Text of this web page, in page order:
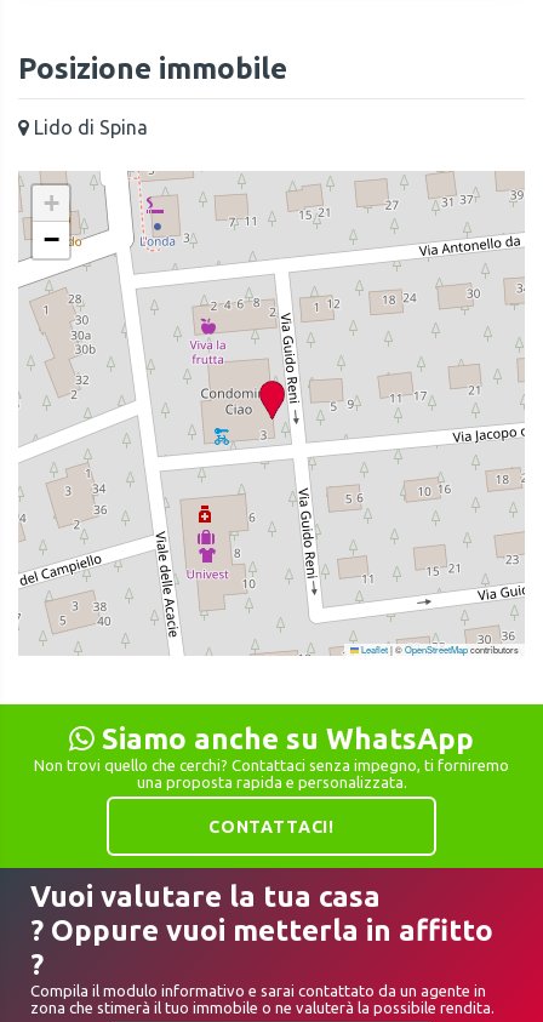
Posizione immobile
Lido di Spina
+
−
Leaflet|©OpenStreetMapcontributors
Siamo anche su WhatsApp
Non trovi quello che cerchi? Contattaci senza impegno, ti forniremo
una proposta rapida e personalizzata.
CONTATTACI!
Vuoi valutare la tua casa
? Oppure vuoi metterla in affitto
?
Compila il modulo informativo e sarai contattato da un agente in
zona che stimerà il tuo immobile o ne valuterà la possibile rendita.